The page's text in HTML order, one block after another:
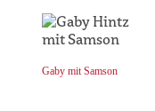
Gaby mit Samson